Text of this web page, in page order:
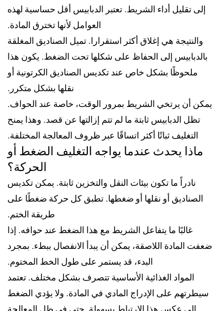
إلى تقليل أداء الشريط. تعتبر الدبابيس أقل حساسية لهذه
العوامل لأنها تخترق المادة.
والنتيجة هي إغلاق أكثر استقرارا. تميل الصناديق المغلقة
بالدبابيس إلى الحفاظ على شكلها تحت الضغط. يكون هذا
ملحوظًا بشكل خاص عند تكديس الصناديق الكرتونية أو
نقلها بشكل متكرر.
يمكن أن يرتخي الشريط بمرور الوقت، خاصة عند الحواف.
تظل الدبابيس ثابتة ما لم تتم إزالتها عن قصد. وهذا يمنح
التغليف ثباتًا أكثر اتساقًا عبر ظروف المعالجة المختلفة.
ماذا يحدث عندما يواجه التغليف الضغط أو
الحركة؟
نادراً ما تكون بيئات النقل والتخزين ثابتة. يمكن تكديس
الصناديق أو نقلها أو ضغطها. تطبق كل حركة ضغطًا على
طريقة الختم.
غالبًا ما يتفاعل الشريط مع هذا الضغط عند حوافه. إذا
ضعفت المادة اللاصقة، يمكن أن يبدأ الانفصال ببطء. بمجرد
البدء، قد يستمر على طول الخط المختوم.
المواد الغذائية الأساسية تتصرف بشكل مختلف. تعتمد
سيطرتهم على الإدراج المادي في المادة. ولا يؤدي الضغط
إلى عكس هذا الارتباط بسهولة. حتى في ظل المعالجة